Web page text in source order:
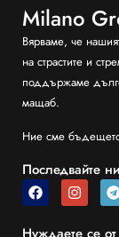
Milano
Вярваме, че
на страстите и
поддържаме
мащаб.
Ние сме
Последвайте